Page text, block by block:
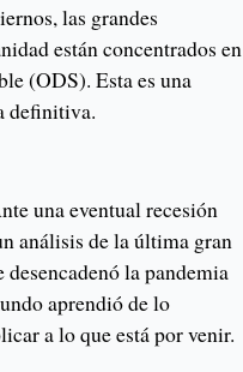
las grandes
están concentrados en
(ODS). Esta es una
definitiva.
una eventual recesión
análisis de la última gran
la pandemia
aprendió de lo
a lo que está por venir.